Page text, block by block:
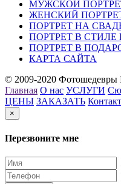
МУЖСКОЙ
ЖЕНСКИЙ
ПОРТРЕТ НА
ПОРТРЕТ В СТИЛЕ
ПОРТРЕТ В
КАРТА САЙТА
© 2009-2020 Фотошедевры
Главная О нас УСЛУГИ
ЦЕНЫ ЗАКАЗАТЬ
×
Перезвоните мне